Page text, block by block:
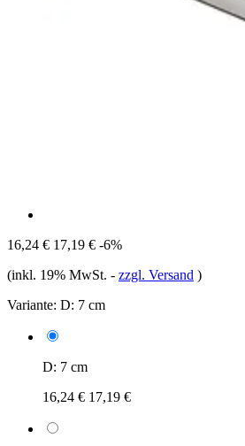
16,24 € 17,19 € -6%
(inkl. 19% MwSt. - zzgl. Versand )
Variante: D: 7 cm
D: 7 cm
16,24 € 17,19 €